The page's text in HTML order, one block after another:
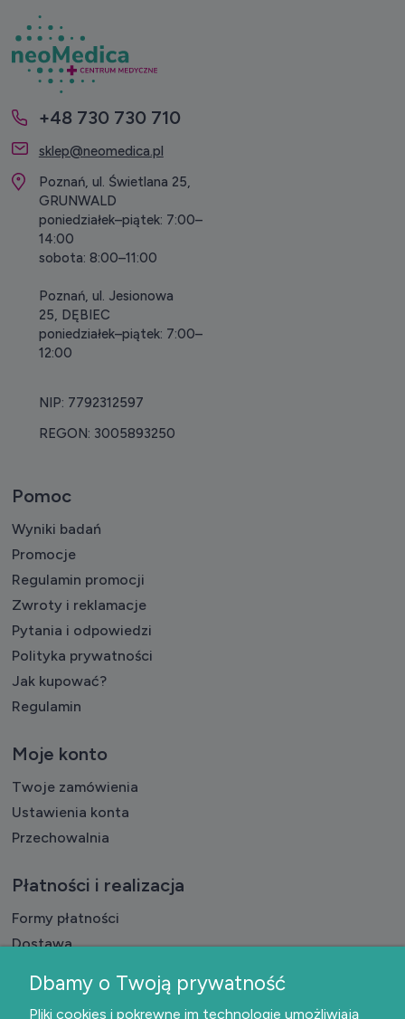
+48 730 730 710
sklep@neomedica.pl
Poznań, ul. Świetlana 25,
GRUNWALD
poniedziałek–piątek: 7:00–
14:00
sobota: 8:00–11:00
Poznań, ul. Jesionowa
25, DĘBIEC
poniedziałek–piątek: 7:00–
12:00
NIP: 7792312597
REGON: 3005893250
Pomoc
Wyniki badań
Promocje
Regulamin promocji
Zwroty i reklamacje
Pytania i odpowiedzi
Polityka prywatności
Jak kupować?
Regulamin
Moje konto
Twoje zamówienia
Ustawienia konta
Przechowalnia
Płatności i realizacja
Formy płatności
Dostawa
Dbamy o Twoją prywatność
Pliki cookies i pokrewne im technologie umożliwiają